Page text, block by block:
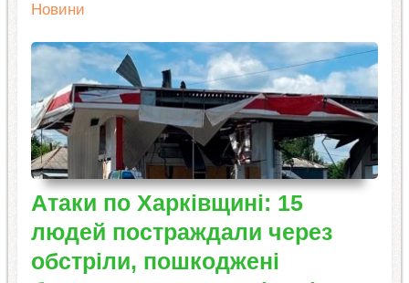
Новини
Атаки по Харківщині: 15
людей постраждали через
обстріли, пошкоджені